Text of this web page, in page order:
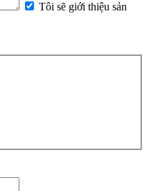
Tôi sẽ giới thiệu sản